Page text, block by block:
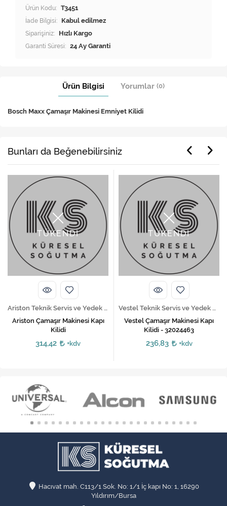
Ürün Kodu: T3451
İade Bilgisi:
Siparişiniz: Hızlı Kargo
Garanti Süresi: 24 Ay Garanti
Ürün Bilgisi Yorumlar (0)
Bosch Maxx Çamaşır Makinesi Emniyet Kilidi
Bunları da Beğenebilirsiniz
TÜKENDİ
Ariston Teknik Servis ve Yedek Parça Hizmetleri
Ariston Çamaşır Makinesi Kapı
Kilidi
314,42 +kdv
TÜKENDİ
Vestel Teknik Servis ve Yedek Parça Hizmetleri
Vestel Çamaşır Makinesi Kapı
Kilidi - 32024463
236,83 +kdv
Hacıvat mah. C113/1 Sok. No: 1/1 İç kapı No: 1, 16290
Yıldırım/Bursa